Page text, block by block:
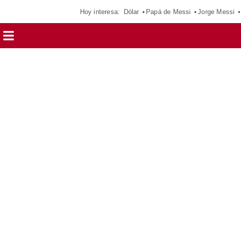
Hoy interesa: Dólar Papá de Messi Jorge Messi